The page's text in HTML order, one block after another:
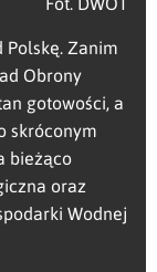
Polskę. Zanim
Obrony
gotowości, a
skróconym
bieżąco
oraz
Wodnej